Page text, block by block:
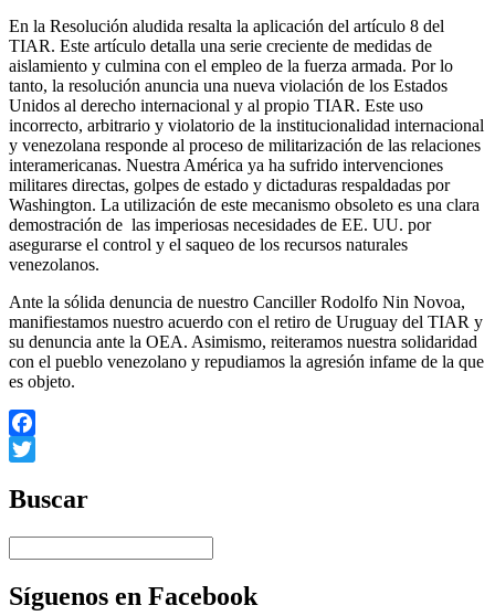
En la Resolución aludida resalta la aplicación del artículo 8 del
TIAR. Este artículo detalla una serie creciente de medidas de
aislamiento y culmina con el empleo de la fuerza armada. Por lo
tanto, la resolución anuncia una nueva violación de los Estados
Unidos al derecho internacional y al propio TIAR. Este uso
incorrecto, arbitrario y violatorio de la institucionalidad internacional
y venezolana responde al proceso de militarización de las relaciones
interamericanas. Nuestra América ya ha sufrido intervenciones
militares directas, golpes de estado y dictaduras respaldadas por
Washington. La utilización de este mecanismo obsoleto es una clara
demostración de las imperiosas necesidades de EE. UU. por
asegurarse el control y el saqueo de los recursos naturales
venezolanos.
Ante la sólida denuncia de nuestro Canciller Rodolfo Nin Novoa,
manifiestamos nuestro acuerdo con el retiro de Uruguay del TIAR y
su denuncia ante la OEA. Asimismo, reiteramos nuestra solidaridad
con el pueblo venezolano y repudiamos la agresión infame de la que
es objeto.
Facebook
Buscar
Síguenos en Facebook